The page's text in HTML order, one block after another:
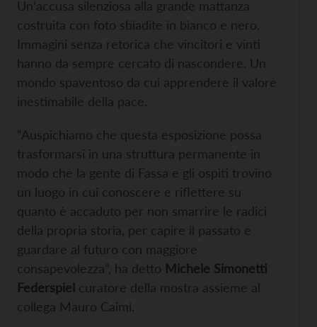
Un’accusa silenziosa alla grande mattanza
costruita con foto sbiadite in bianco e nero.
Immagini senza retorica che vincitori e vinti
hanno da sempre cercato di nascondere. Un
mondo spaventoso da cui apprendere il valore
inestimabile della pace.
“Auspichiamo che questa esposizione possa
trasformarsi in una struttura permanente in
modo che la gente di Fassa e gli ospiti trovino
un luogo in cui conoscere e riflettere su
quanto è accaduto per non smarrire le radici
della propria storia, per capire il passato e
guardare al futuro con maggiore
consapevolezza”, ha detto Michele Simonetti
Federspiel curatore della mostra assieme al
collega Mauro Caimi.